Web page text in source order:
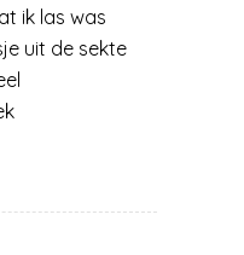
ik las was
uit de sekte